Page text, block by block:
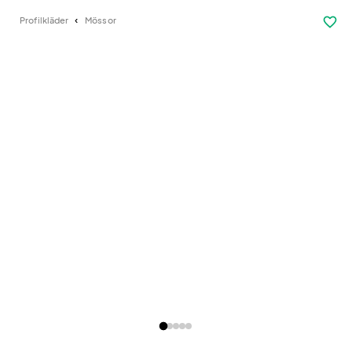
Profilkläder Mössor favorite_border